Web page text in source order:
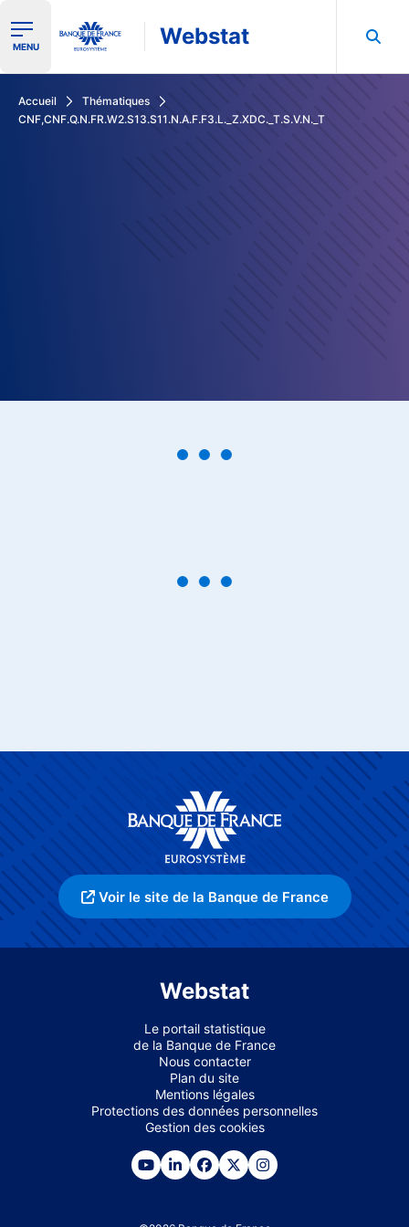
Ouvrir le menu de navigation
MENU Webstat
Accueil
Thématiques
CNF,CNF.Q.N.FR.W2.S13.S11.N.A.F.F3.L._Z.XDC._T.S.V.N._T
Voir le site de la Banque de France
Webstat
Le portail statistique
de la Banque de France
Nous contacter
Plan du site
Mentions légales
Protections des données personnelles
Gestion des cookies